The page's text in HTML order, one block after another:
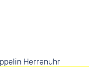
Herrenuhr